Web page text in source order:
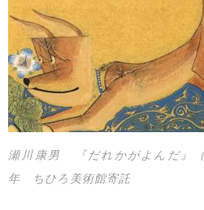
瀬川康男 『だれかがよんだ』
年 ちひろ美術館寄託